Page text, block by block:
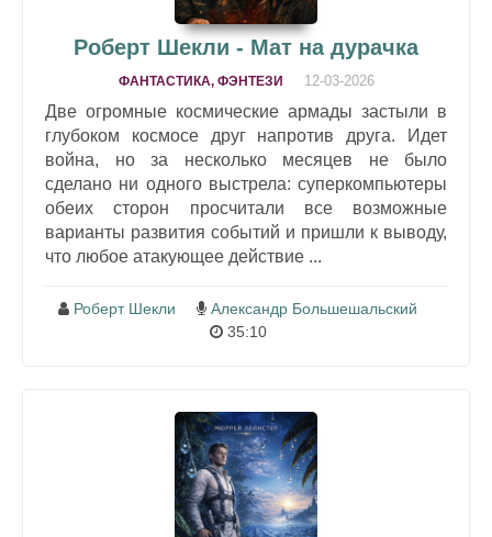
Роберт Шекли - Мат на дурачка
ФАНТАСТИКА, ФЭНТЕЗИ 12-03-2026
Две огромные космические армады застыли в
глубоком космосе друг напротив друга. Идет
война, но за несколько месяцев не было
сделано ни одного выстрела: суперкомпьютеры
обеих сторон просчитали все возможные
варианты развития событий и пришли к выводу,
что любое атакующее действие ...
Роберт Шекли
Александр Большешальский
35:10